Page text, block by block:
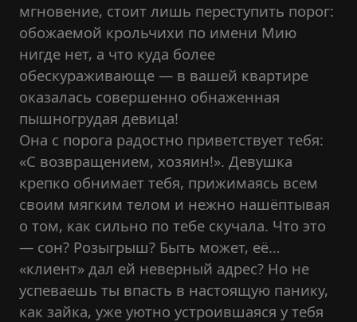
мгновение, стоит лишь переступить порог:
обожаемой крольчихи по имени Мию
нигде нет, а что куда более
обескураживающе — в вашей квартире
оказалась совершенно обнаженная
пышногрудая девица!
Она с порога радостно приветствует тебя:
«С возвращением, хозяин!». Девушка
крепко обнимает тебя, прижимаясь всем
своим мягким телом и нежно нашёптывая
о том, как сильно по тебе скучала. Что это
— сон? Розыгрыш? Быть может, её…
«клиент» дал ей неверный адрес? Но не
успеваешь ты впасть в настоящую панику,
как зайка, уже уютно устроившаяся у тебя